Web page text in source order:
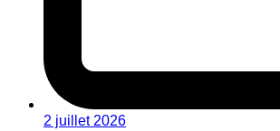
2 juillet 2026